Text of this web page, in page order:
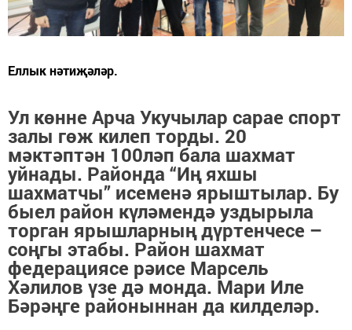
Еллык нәтиҗәләр.
Ул көнне Арча Укучылар сарае спорт
залы гөж килеп торды. 20
мәктәптән 100ләп бала шахмат
уйнады. Районда “Иң яхшы
шахматчы” исеменә ярыштылар. Бу
быел район күләмендә уздырыла
торган ярышларның дүртенчесе –
соңгы этабы. Район шахмат
федерациясе рәисе Марсель
Хәлилов үзе дә монда. Мари Иле
Бәрәңге районыннан да килделәр.